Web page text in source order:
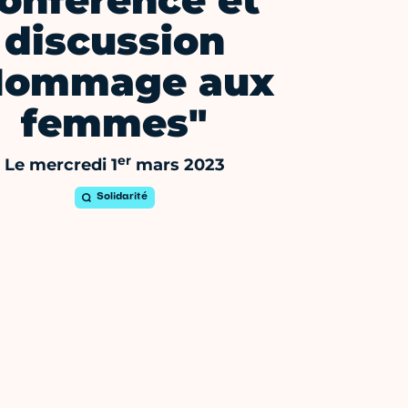
discussion
aux
femmes"
Le mercredi 1ermars 2023
Solidarité